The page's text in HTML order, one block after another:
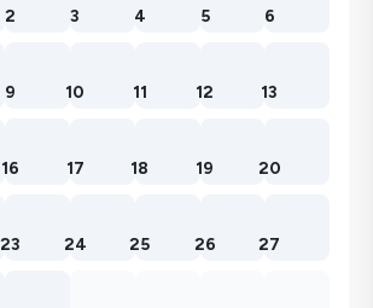
2 3 4 5 6
9 10 11 12 13
16 17 18 19 20
23 24 25 26 27